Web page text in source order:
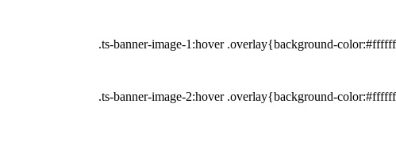
.ts-banner-image-1:hover .overlay{background-
.ts-banner-image-2:hover .overlay{background-